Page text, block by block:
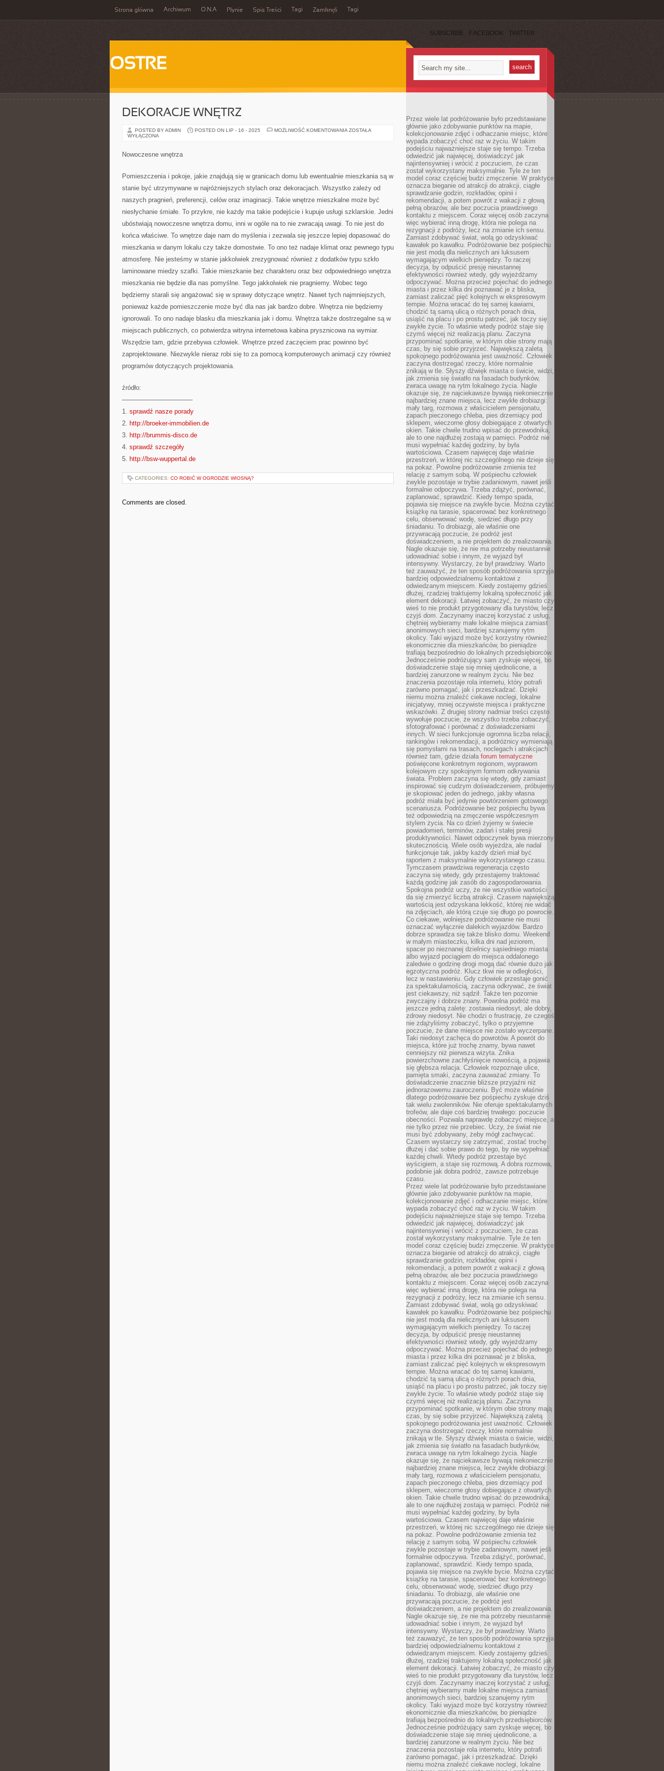
Strona główna Archiwum O.N.A Płynie Spis Treści Tagi Zamknęli Tagi
SUBSCRIBE FACEBOOK TWITTER
OSTRE
DEKORACJE WNĘTRZ
POSTED BY ADMIN POSTED ON LIP - 16 - 2025 MOŻLIWOŚĆ KOMENTOWANIA DEKORACJE
ZOSTAŁA
WYŁĄCZONA
Nowoczesne wnętrza
Pomieszczenia i pokoje, jakie znajdują się w granicach domu lub ewentualnie mieszkania są w
stanie być utrzymywane w najróżniejszych stylach oraz dekoracjach. Wszystko zależy od
naszych pragnień, preferencji, celów oraz imaginacji. Takie wnętrze mieszkalne może być
niesłychanie śmiałe. To przykre, nie każdy ma takie podejście i kupuje usługi szklarskie. Jedni
ubóstwiają nowoczesne wnętrza domu, inni w ogóle na to nie zwracają uwagi. To nie jest do
końca właściwe. To wnętrze daje nam do myślenia i zezwala się jeszcze lepiej dopasować do
mieszkania w danym lokalu czy także domostwie. To ono też nadaje klimat oraz pewnego typu
atmosferę. Nie jesteśmy w stanie jakkolwiek zrezygnować również z dodatków typu szkło
laminowane miedzy szafki. Takie mieszkanie bez charakteru oraz bez odpowiedniego wnętrza
mieszkania nie będzie dla nas pomyślne. Tego jakkolwiek nie pragniemy. Wobec tego
będziemy starali się angażować się w sprawy dotyczące wnętrz. Nawet tych najmniejszych,
ponieważ każde pomieszczenie może być dla nas jak bardzo dobre. Wnętrza nie będziemy
ignorowali. To ono nadaje blasku dla mieszkania jak i domu. Wnętrza także dostrzegalne są w
miejscach publicznych, co potwierdza witryna internetowa kabina prysznicowa na wymiar.
Wszędzie tam, gdzie przebywa człowiek. Wnętrze przed zaczęciem prac powinno być
zaprojektowane. Niezwykle nieraz robi się to za pomocą komputerowych animacji czy również
programów dotyczących projektowania.
źródło:
———————————
1. sprawdź nasze porady
2. http://broeker-immobilien.de
3. http://brummis-disco.de
4. sprawdź szczegóły
5. http://bsw-wuppertal.de
CATEGORIES: CO ROBIĆ W OGRODZIE WIOSNĄ?
Comments are closed.
Przez wiele lat podróżowanie było przedstawiane
głównie jako zdobywanie punktów na mapie,
kolekcjonowanie zdjęć i odhaczanie miejsc, które
wypada zobaczyć choć raz w życiu. W takim
podejściu najważniejsze staje się tempo. Trzeba
odwiedzić jak najwięcej, doświadczyć jak
najintensywniej i wrócić z poczuciem, że czas
został wykorzystany maksymalnie. Tyle że ten
model coraz częściej budzi zmęczenie. W praktyce
oznacza bieganie od atrakcji do atrakcji, ciągłe
sprawdzanie godzin, rozkładów, opinii i
rekomendacji, a potem powrót z wakacji z głową
pełną obrazów, ale bez poczucia prawdziwego
kontaktu z miejscem. Coraz więcej osób zaczyna
więc wybierać inną drogę, która nie polega na
rezygnacji z podróży, lecz na zmianie ich sensu.
Zamiast zdobywać świat, wolą go odzyskiwać
kawałek po kawałku. Podróżowanie bez pośpiechu
nie jest modą dla nielicznych ani luksusem
wymagającym wielkich pieniędzy. To raczej
decyzja, by odpuścić presję nieustannej
efektywności również wtedy, gdy wyjeżdżamy
odpoczywać. Można przecież pojechać do jednego
miasta i przez kilka dni poznawać je z bliska,
zamiast zaliczać pięć kolejnych w ekspresowym
tempie. Można wracać do tej samej kawiarni,
chodzić tą samą ulicą o różnych porach dnia,
usiąść na placu i po prostu patrzeć, jak toczy się
zwykłe życie. To właśnie wtedy podróż staje się
czymś więcej niż realizacją planu. Zaczyna
przypominać spotkanie, w którym obie strony mają
czas, by się sobie przyjrzeć. Największą zaletą
spokojnego podróżowania jest uważność. Człowiek
zaczyna dostrzegać rzeczy, które normalnie
znikają w tle. Słyszy dźwięk miasta o świcie, widzi,
jak zmienia się światło na fasadach budynków,
zwraca uwagę na rytm lokalnego życia. Nagle
okazuje się, że najciekawsze bywają niekoniecznie
najbardziej znane miejsca, lecz zwykłe drobiazgi:
mały targ, rozmowa z właścicielem pensjonatu,
zapach pieczonego chleba, pies drzemiący pod
sklepem, wieczorne głosy dobiegające z otwartych
okien. Takie chwile trudno wpisać do przewodnika,
ale to one najdłużej zostają w pamięci. Podróż nie
musi wypełniać każdej godziny, by była
wartościowa. Czasem najwięcej daje właśnie
przestrzeń, w której nic szczególnego nie dzieje się
na pokaz. Powolne podróżowanie zmienia też
relację z samym sobą. W pośpiechu człowiek
zwykle pozostaje w trybie zadaniowym, nawet jeśli
formalnie odpoczywa. Trzeba zdążyć, porównać,
zaplanować, sprawdzić. Kiedy tempo spada,
pojawia się miejsce na zwykłe bycie. Można czytać
książkę na tarasie, spacerować bez konkretnego
celu, obserwować wodę, siedzieć długo przy
śniadaniu. To drobiazgi, ale właśnie one
przywracają poczucie, że podróż jest
doświadczeniem, a nie projektem do zrealizowania.
Nagle okazuje się, że nie ma potrzeby nieustannie
udowadniać sobie i innym, że wyjazd był
intensywny. Wystarczy, że był prawdziwy. Warto
też zauważyć, że ten sposób podróżowania sprzyja
bardziej odpowiedzialnemu kontaktowi z
odwiedzanym miejscem. Kiedy zostajemy gdzieś
dłużej, rzadziej traktujemy lokalną społeczność jak
element dekoracji. Łatwiej zobaczyć, że miasto czy
wieś to nie produkt przygotowany dla turystów, lecz
czyjś dom. Zaczynamy inaczej korzystać z usług,
chętniej wybieramy małe lokalne miejsca zamiast
anonimowych sieci, bardziej szanujemy rytm
okolicy. Taki wyjazd może być korzystny również
ekonomicznie dla mieszkańców, bo pieniądze
trafiają bezpośrednio do lokalnych przedsiębiorców.
Jednocześnie podróżujący sam zyskuje więcej, bo
doświadczenie staje się mniej ujednolicone, a
bardziej zanurzone w realnym życiu. Nie bez
znaczenia pozostaje rola internetu, który potrafi
zarówno pomagać, jak i przeszkadzać. Dzięki
niemu można znaleźć ciekawe noclegi, lokalne
inicjatywy, mniej oczywiste miejsca i praktyczne
wskazówki. Z drugiej strony nadmiar treści często
wywołuje poczucie, że wszystko trzeba zobaczyć,
sfotografować i porównać z doświadczeniami
innych. W sieci funkcjonuje ogromna liczba relacji,
rankingów i rekomendacji, a podróżnicy wymieniają
się pomysłami na trasach, noclegach i atrakcjach
również tam, gdzie działa forum tematyczne
poświęcone konkretnym regionom, wyprawom
kolejowym czy spokojnym formom odkrywania
świata. Problem zaczyna się wtedy, gdy zamiast
inspirować się cudzym doświadczeniem, próbujemy
je skopiować jeden do jednego, jakby własna
podróż miała być jedynie powtórzeniem gotowego
scenariusza. Podróżowanie bez pośpiechu bywa
też odpowiedzią na zmęczenie współczesnym
stylem życia. Na co dzień żyjemy w świecie
powiadomień, terminów, zadań i stałej presji
produktywności. Nawet odpoczynek bywa mierzony
skutecznością. Wiele osób wyjeżdża, ale nadal
funkcjonuje tak, jakby każdy dzień miał być
raportem z maksymalnie wykorzystanego czasu.
Tymczasem prawdziwa regeneracja często
zaczyna się wtedy, gdy przestajemy traktować
każdą godzinę jak zasób do zagospodarowania.
Spokojna podróż uczy, że nie wszystkie wartości
da się zmierzyć liczbą atrakcji. Czasem największą
wartością jest odzyskana lekkość, której nie widać
na zdjęciach, ale którą czuje się długo po powrocie.
Co ciekawe, wolniejsze podróżowanie nie musi
oznaczać wyłącznie dalekich wyjazdów. Bardzo
dobrze sprawdza się także blisko domu. Weekend
w małym miasteczku, kilka dni nad jeziorem,
spacer po nieznanej dzielnicy sąsiedniego miasta
albo wyjazd pociągiem do miejsca oddalonego
zaledwie o godzinę drogi mogą dać równie dużo jak
egzotyczna podróż. Klucz tkwi nie w odległości,
lecz w nastawieniu. Gdy człowiek przestaje gonić
za spektakularnością, zaczyna odkrywać, że świat
jest ciekawszy, niż sądził. Także ten pozornie
zwyczajny i dobrze znany. Powolna podróż ma
jeszcze jedną zaletę: zostawia niedosyt, ale dobry,
zdrowy niedosyt. Nie chodzi o frustrację, że czegoś
nie zdążyliśmy zobaczyć, tylko o przyjemne
poczucie, że dane miejsce nie zostało wyczerpane.
Taki niedosyt zachęca do powrotów. A powrót do
miejsca, które już trochę znamy, bywa nawet
cenniejszy niż pierwsza wizyta. Znika
powierzchowne zachłyśnięcie nowością, a pojawia
się głębsza relacja. Człowiek rozpoznaje ulice,
pamięta smaki, zaczyna zauważać zmiany. To
doświadczenie znacznie bliższe przyjaźni niż
jednorazowemu zauroczeniu. Być może właśnie
dlatego podróżowanie bez pośpiechu zyskuje dziś
tak wielu zwolenników. Nie oferuje spektakularnych
trofeów, ale daje coś bardziej trwałego: poczucie
obecności. Pozwala naprawdę zobaczyć miejsce, a
nie tylko przez nie przebiec. Uczy, że świat nie
musi być zdobywany, żeby mógł zachwycać.
Czasem wystarczy się zatrzymać, zostać trochę
dłużej i dać sobie prawo do tego, by nie wypełniać
każdej chwili. Wtedy podróż przestaje być
wyścigiem, a staje się rozmową. A dobra rozmowa,
podobnie jak dobra podróż, zawsze potrzebuje
czasu.
Przez wiele lat podróżowanie było przedstawiane
głównie jako zdobywanie punktów na mapie,
kolekcjonowanie zdjęć i odhaczanie miejsc, które
wypada zobaczyć choć raz w życiu. W takim
podejściu najważniejsze staje się tempo. Trzeba
odwiedzić jak najwięcej, doświadczyć jak
najintensywniej i wrócić z poczuciem, że czas
został wykorzystany maksymalnie. Tyle że ten
model coraz częściej budzi zmęczenie. W praktyce
oznacza bieganie od atrakcji do atrakcji, ciągłe
sprawdzanie godzin, rozkładów, opinii i
rekomendacji, a potem powrót z wakacji z głową
pełną obrazów, ale bez poczucia prawdziwego
kontaktu z miejscem. Coraz więcej osób zaczyna
więc wybierać inną drogę, która nie polega na
rezygnacji z podróży, lecz na zmianie ich sensu.
Zamiast zdobywać świat, wolą go odzyskiwać
kawałek po kawałku. Podróżowanie bez pośpiechu
nie jest modą dla nielicznych ani luksusem
wymagającym wielkich pieniędzy. To raczej
decyzja, by odpuścić presję nieustannej
efektywności również wtedy, gdy wyjeżdżamy
odpoczywać. Można przecież pojechać do jednego
miasta i przez kilka dni poznawać je z bliska,
zamiast zaliczać pięć kolejnych w ekspresowym
tempie. Można wracać do tej samej kawiarni,
chodzić tą samą ulicą o różnych porach dnia,
usiąść na placu i po prostu patrzeć, jak toczy się
zwykłe życie. To właśnie wtedy podróż staje się
czymś więcej niż realizacją planu. Zaczyna
przypominać spotkanie, w którym obie strony mają
czas, by się sobie przyjrzeć. Największą zaletą
spokojnego podróżowania jest uważność. Człowiek
zaczyna dostrzegać rzeczy, które normalnie
znikają w tle. Słyszy dźwięk miasta o świcie, widzi,
jak zmienia się światło na fasadach budynków,
zwraca uwagę na rytm lokalnego życia. Nagle
okazuje się, że najciekawsze bywają niekoniecznie
najbardziej znane miejsca, lecz zwykłe drobiazgi:
mały targ, rozmowa z właścicielem pensjonatu,
zapach pieczonego chleba, pies drzemiący pod
sklepem, wieczorne głosy dobiegające z otwartych
okien. Takie chwile trudno wpisać do przewodnika,
ale to one najdłużej zostają w pamięci. Podróż nie
musi wypełniać każdej godziny, by była
wartościowa. Czasem najwięcej daje właśnie
przestrzeń, w której nic szczególnego nie dzieje się
na pokaz. Powolne podróżowanie zmienia też
relację z samym sobą. W pośpiechu człowiek
zwykle pozostaje w trybie zadaniowym, nawet jeśli
formalnie odpoczywa. Trzeba zdążyć, porównać,
zaplanować, sprawdzić. Kiedy tempo spada,
pojawia się miejsce na zwykłe bycie. Można czytać
książkę na tarasie, spacerować bez konkretnego
celu, obserwować wodę, siedzieć długo przy
śniadaniu. To drobiazgi, ale właśnie one
przywracają poczucie, że podróż jest
doświadczeniem, a nie projektem do zrealizowania.
Nagle okazuje się, że nie ma potrzeby nieustannie
udowadniać sobie i innym, że wyjazd był
intensywny. Wystarczy, że był prawdziwy. Warto
też zauważyć, że ten sposób podróżowania sprzyja
bardziej odpowiedzialnemu kontaktowi z
odwiedzanym miejscem. Kiedy zostajemy gdzieś
dłużej, rzadziej traktujemy lokalną społeczność jak
element dekoracji. Łatwiej zobaczyć, że miasto czy
wieś to nie produkt przygotowany dla turystów, lecz
czyjś dom. Zaczynamy inaczej korzystać z usług,
chętniej wybieramy małe lokalne miejsca zamiast
anonimowych sieci, bardziej szanujemy rytm
okolicy. Taki wyjazd może być korzystny również
ekonomicznie dla mieszkańców, bo pieniądze
trafiają bezpośrednio do lokalnych przedsiębiorców.
Jednocześnie podróżujący sam zyskuje więcej, bo
doświadczenie staje się mniej ujednolicone, a
bardziej zanurzone w realnym życiu. Nie bez
znaczenia pozostaje rola internetu, który potrafi
zarówno pomagać, jak i przeszkadzać. Dzięki
niemu można znaleźć ciekawe noclegi, lokalne